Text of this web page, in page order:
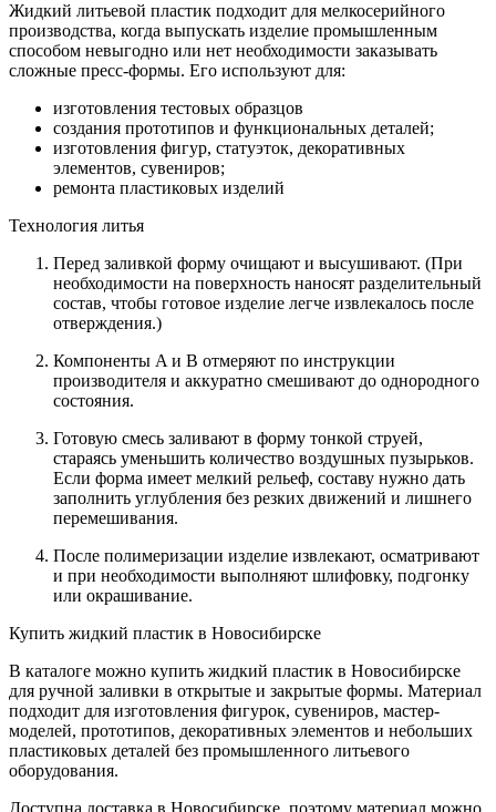
Жидкий литьевой пластик подходит для мелкосерийного
производства, когда выпускать изделие промышленным
способом невыгодно или нет необходимости заказывать
сложные пресс-формы. Его используют для:
изготовления тестовых образцов
создания прототипов и функциональных деталей;
изготовления фигур, статуэток, декоративных
элементов, сувениров;
ремонта пластиковых изделий
Технология литья
Перед заливкой форму очищают и высушивают. (При
необходимости на поверхность наносят разделительный
состав, чтобы готовое изделие легче извлекалось после
отверждения.)
Компоненты A и B отмеряют по инструкции
производителя и аккуратно смешивают до однородного
состояния.
Готовую смесь заливают в форму тонкой струей,
стараясь уменьшить количество воздушных пузырьков.
Если форма имеет мелкий рельеф, составу нужно дать
заполнить углубления без резких движений и лишнего
перемешивания.
После полимеризации изделие извлекают, осматривают
и при необходимости выполняют шлифовку, подгонку
или окрашивание.
Купить жидкий пластик в Новосибирске
В каталоге можно купить жидкий пластик в Новосибирске
для ручной заливки в открытые и закрытые формы. Материал
подходит для изготовления фигурок, сувениров, мастер-
моделей, прототипов, декоративных элементов и небольших
пластиковых деталей без промышленного литьевого
оборудования.